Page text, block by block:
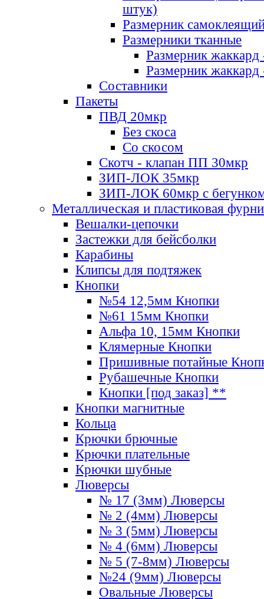
штук)
Размерник
Размерники тканные
Размерник
Размерник
Составники
Пакеты
ПВД 20мкр
Без скоса
Со скосом
Скотч - клапан ПП 30мкр
ЗИП-ЛОК 35мкр
ЗИП-ЛОК 60мкр с
Металлическая и пластиковая
Вешалки-цепочки
Застежки для бейсболки
Карабины
Клипсы для подтяжек
Кнопки
№54 12,5мм Кнопки
№61 15мм Кнопки
Альфа 10, 15мм Кнопки
Клямерные Кнопки
Пришивные потайные
Рубашечные Кнопки
Кнопки [под заказ] **
Кнопки магнитные
Кольца
Крючки брючные
Крючки плательные
Крючки шубные
Люверсы
№ 17 (3мм) Люверсы
№ 2 (4мм) Люверсы
№ 3 (5мм) Люверсы
№ 4 (6мм) Люверсы
№ 5 (7-8мм) Люверсы
№24 (9мм) Люверсы
Овальные Люверсы